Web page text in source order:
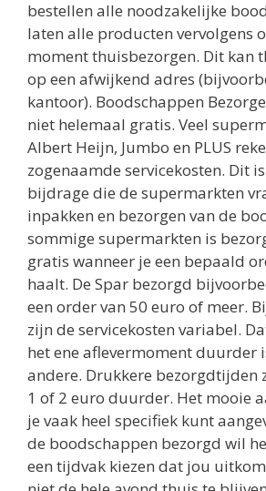
bestellen alle noodzakelijke
laten alle producten vervolgens
moment thuisbezorgen. Dit kan
op een afwijkend adres
kantoor). Boodschappen
niet helemaal gratis. Veel
Albert Heijn, Jumbo en PLUS
zogenaamde servicekosten. Dit
bijdrage die de supermarkten
inpakken en bezorgen van de
sommige supermarkten is
gratis wanneer je een bepaald
haalt. De Spar bezorgd
een order van 50 euro of meer.
zijn de servicekosten variabel.
het ene aflevermoment duurder
andere. Drukkere bezorgdtijden
1 of 2 euro duurder. Het mooie
je vaak heel specifiek kunt
de boodschappen bezorgd wil
een tijdvak kiezen dat jou